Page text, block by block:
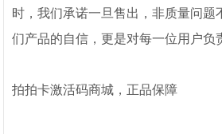
时，我们承诺一旦售出，非质量问题
们产品的自信，更是对每一位用户负
拍拍卡激活码商城，正品保障